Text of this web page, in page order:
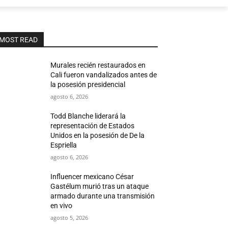
MOST READ
Murales recién restaurados en
Cali fueron vandalizados antes de
la posesión presidencial
agosto 6, 2026
Todd Blanche liderará la
representación de Estados
Unidos en la posesión de De la
Espriella
agosto 6, 2026
Influencer mexicano César
Gastélum murió tras un ataque
armado durante una transmisión
en vivo
agosto 5, 2026